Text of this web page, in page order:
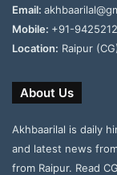
Email:
Mobile: +91-
Location: Raipur
About Us
Akhbaarilal is daily
and latest news
from Raipur. Read